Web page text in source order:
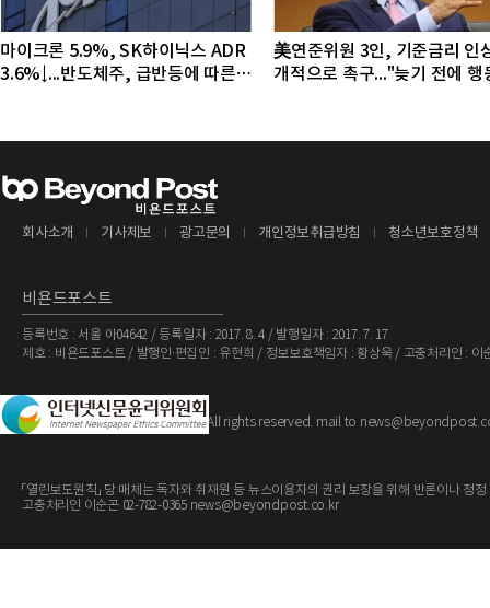
마이크론 5.9%, SK하이닉스 ADR
3.6%↓...반도체주, 급반등에 따른
美연준위원 3인, 기준금리 인
개적으로 촉구..."늦기 전에 행
회사소개 기사제보 광고문의 개인정보취급방침 청소년보호정책
비욘드포스트
등록번호 : 서울 아04642 / 등록일자 : 2017. 8. 4 / 발행일자 : 2017. 7. 17
제호 : 비욘드포스트 / 발행인·편집인 : 유현희 / 정보보호책임자 : 황상욱 / 고충처리인 : 이
Copyright ©The BeyondPost. All rights reserved. mail to
「열린보도원칙」 당 매체는 독자와 취재원 등 뉴스이용자의 권리 보장을 위해 반론이나
고충처리인 이순곤 02-782-0365 news@beyondpost.co.kr